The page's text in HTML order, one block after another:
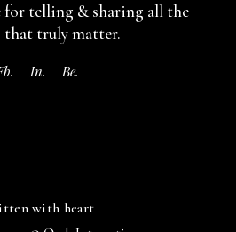
for telling & sharing all the
that truly matter.
In. Be.
with heart